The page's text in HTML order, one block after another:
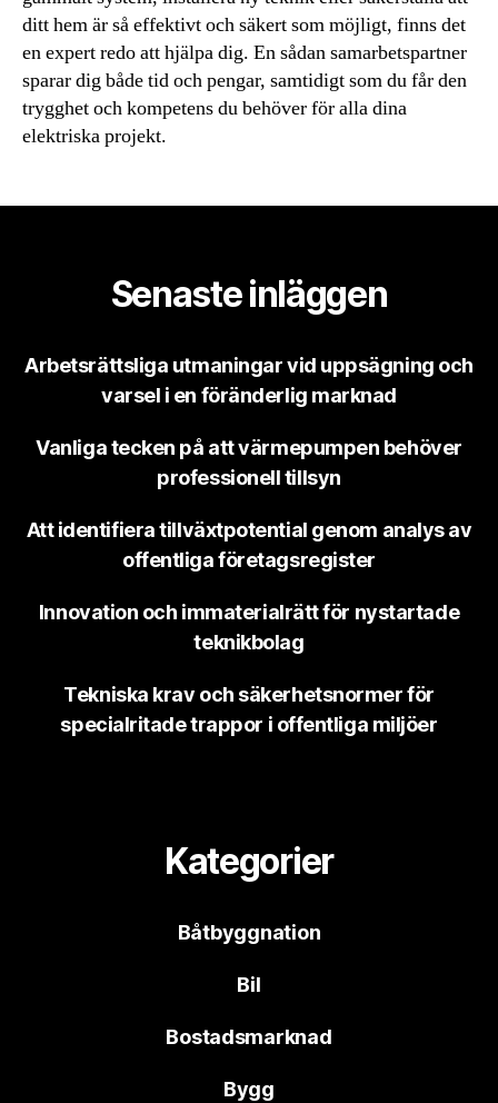
ditt hem är så effektivt och säkert som möjligt, finns det
en expert redo att hjälpa dig. En sådan samarbetspartner
sparar dig både tid och pengar, samtidigt som du får den
trygghet och kompetens du behöver för alla dina
elektriska projekt.
Senaste inläggen
Arbetsrättsliga utmaningar vid uppsägning och
varsel i en föränderlig marknad
Vanliga tecken på att värmepumpen behöver
professionell tillsyn
Att identifiera tillväxtpotential genom analys av
offentliga företagsregister
Innovation och immaterialrätt för nystartade
teknikbolag
Tekniska krav och säkerhetsnormer för
specialritade trappor i offentliga miljöer
Kategorier
Båtbyggnation
Bil
Bostadsmarknad
Bygg